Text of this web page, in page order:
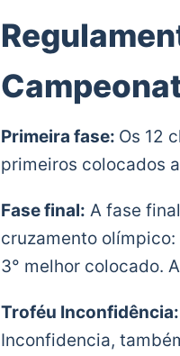
Primeira fase: Os 12
primeiros colocados
Fase final: A fase
cruzamento olímpico:
3° melhor colocado.
Troféu Inconfidência:
Inconfidencia,